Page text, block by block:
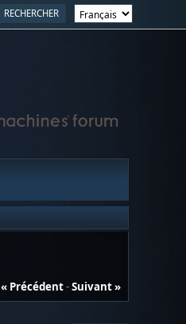
« Précédent-Suivant »